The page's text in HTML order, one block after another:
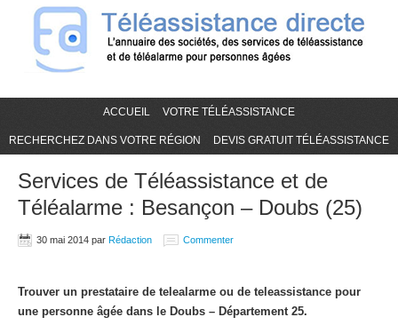
ACCUEIL VOTRE TÉLÉASSISTANCE
RECHERCHEZ DANS VOTRE RÉGION DEVIS GRATUIT TÉLÉASSISTANCE
Services de Téléassistance et de
Téléalarme : Besançon – Doubs (25)
30 mai 2014 par Rédaction Commenter
Trouver un prestataire de telealarme ou de teleassistance pour
une personne âgée dans le Doubs – Département 25.